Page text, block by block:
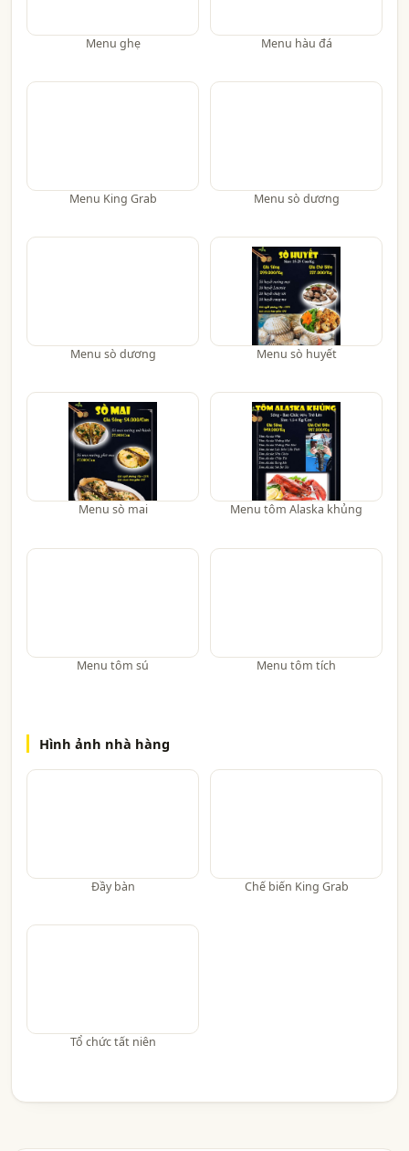
Menu ghẹ Menu hàu đá
Menu King Grab Menu sò dương
Menu sò dương Menu sò huyết
Menu sò mai Menu tôm Alaska khủng
Menu tôm sú Menu tôm tích
Hình ảnh nhà hàng
Đầy bàn Chế biến King Grab
Tổ chức tất niên